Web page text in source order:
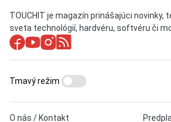
TOUCHIT je magazín prinášajúci novinky,
sveta technológií, hardvéru, softvéru či
O nás / Kontakt
Tmavý režim